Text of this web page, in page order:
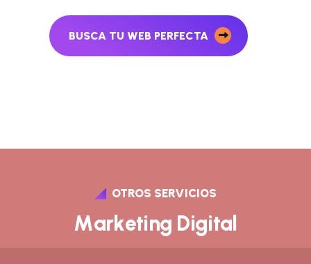
BUSCA TU WEB PERFECTA
OTROS SERVICIOS
Marketing Digital